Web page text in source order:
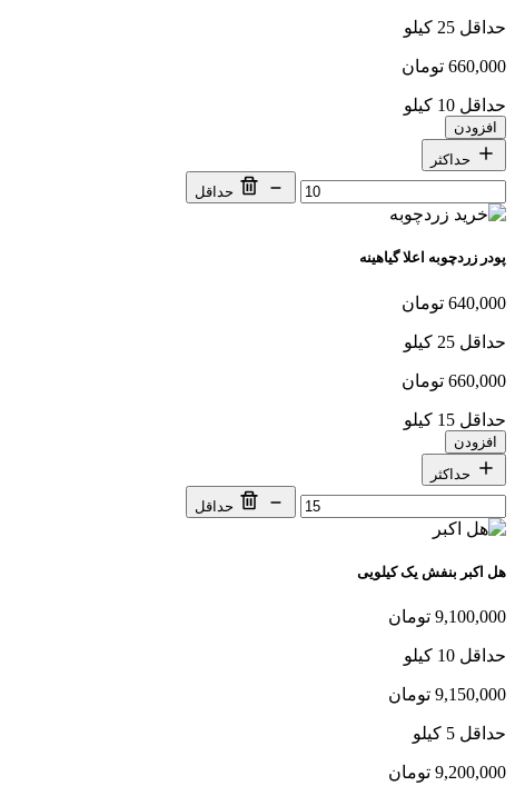
حداقل 25 کیلو
660,000 تومان
حداقل 10 کیلو
افزودن
حداکثر
حداقل
پودر زردچوبه اعلا گیاهینه
640,000 تومان
حداقل 25 کیلو
660,000 تومان
حداقل 15 کیلو
افزودن
حداکثر
حداقل
هل اکبر بنفش یک کیلویی
9,100,000 تومان
حداقل 10 کیلو
9,150,000 تومان
حداقل 5 کیلو
9,200,000 تومان